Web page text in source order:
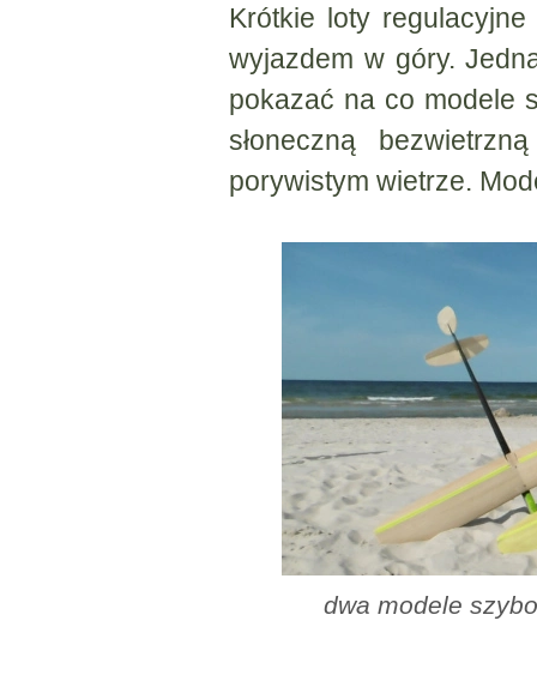
Krótkie loty
wyjazdem w góry.
pokazać na co modele
słoneczną
porywistym wietrze.
dwa modele